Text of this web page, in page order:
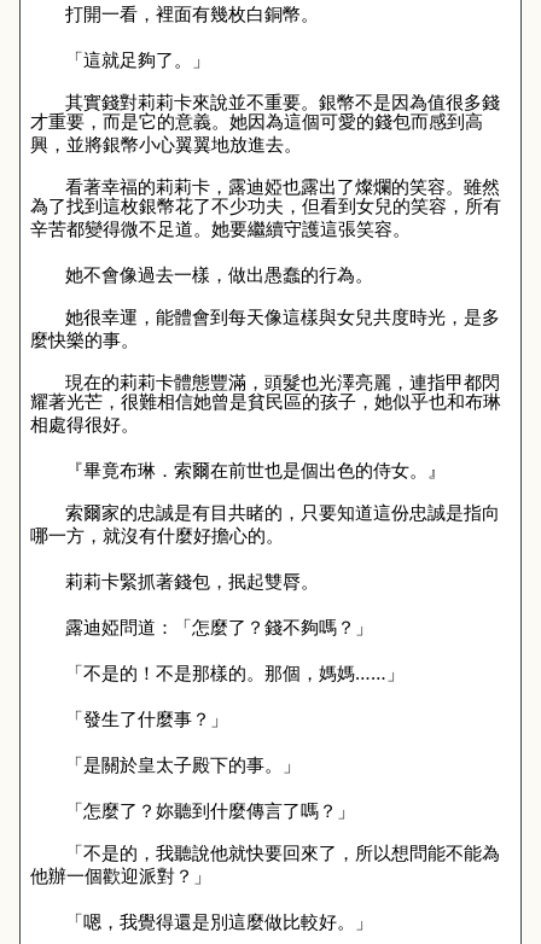
打開一看，裡面有幾枚白銅幣。
「這就足夠了。」
其實錢對莉莉卡來說並不重要。銀幣不是因為值很多錢
才重要，而是它的意義。她因為這個可愛的錢包而感到高
興，並將銀幣小心翼翼地放進去。
看著幸福的莉莉卡，露迪婭也露出了燦爛的笑容。雖然
為了找到這枚銀幣花了不少功夫，但看到女兒的笑容，所有
辛苦都變得微不足道。她要繼續守護這張笑容。
她不會像過去一樣，做出愚蠢的行為。
她很幸運，能體會到每天像這樣與女兒共度時光，是多
麼快樂的事。
現在的莉莉卡體態豐滿，頭髮也光澤亮麗，連指甲都閃
耀著光芒，很難相信她曾是貧民區的孩子，她似乎也和布琳
相處得很好。
『畢竟布琳．索爾在前世也是個出色的侍女。』
索爾家的忠誠是有目共睹的，只要知道這份忠誠是指向
哪一方，就沒有什麼好擔心的。
莉莉卡緊抓著錢包，抿起雙脣。
露迪婭問道：「怎麼了？錢不夠嗎？」
「不是的！不是那樣的。那個，媽媽……」
「發生了什麼事？」
「是關於皇太子殿下的事。」
「怎麼了？妳聽到什麼傳言了嗎？」
「不是的，我聽說他就快要回來了，所以想問能不能為
他辦一個歡迎派對？」
「嗯，我覺得還是別這麼做比較好。」